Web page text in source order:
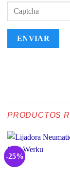
PRODUCTOS
-25%